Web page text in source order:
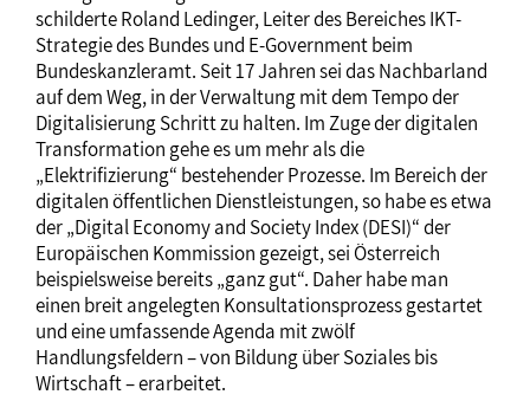
schilderte Roland Ledinger, Leiter des Bereiches IKT-
Strategie des Bundes und E-Government beim
Bundeskanzleramt. Seit 17 Jahren sei das Nachbarland
auf dem Weg, in der Verwaltung mit dem Tempo der
Digitalisierung Schritt zu halten. Im Zuge der digitalen
Transformation gehe es um mehr als die
„Elektrifizierung“ bestehender Prozesse. Im Bereich der
digitalen öffentlichen Dienstleistungen, so habe es etwa
der „Digital Economy and Society Index (DESI)“ der
Europäischen Kommission gezeigt, sei Österreich
beispielsweise bereits „ganz gut“. Daher habe man
einen breit angelegten Konsultationsprozess gestartet
und eine umfassende Agenda mit zwölf
Handlungsfeldern – von Bildung über Soziales bis
Wirtschaft – erarbeitet.